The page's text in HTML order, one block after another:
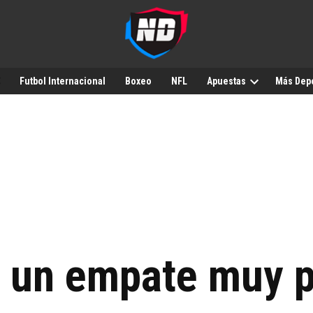
Futbol Internacional Boxeo NFL Apuestas Más
empate muy